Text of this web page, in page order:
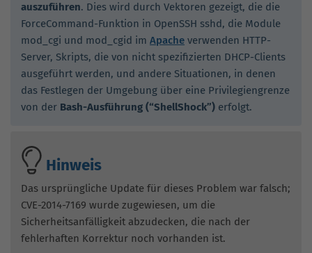
auszuführen. Dies wird durch Vektoren gezeigt, die die
ForceCommand-Funktion in OpenSSH sshd, die Module
mod_cgi und mod_cgid im Apache verwenden HTTP-
Server, Skripts, die von nicht spezifizierten DHCP-Clients
ausgeführt werden, und andere Situationen, in denen
das Festlegen der Umgebung über eine Privilegiengrenze
von der Bash-Ausführung (“ShellShock”) erfolgt.
Hinweis
Das ursprüngliche Update für dieses Problem war falsch;
CVE-2014-7169 wurde zugewiesen, um die
Sicherheitsanfälligkeit abzudecken, die nach der
fehlerhaften Korrektur noch vorhanden ist.